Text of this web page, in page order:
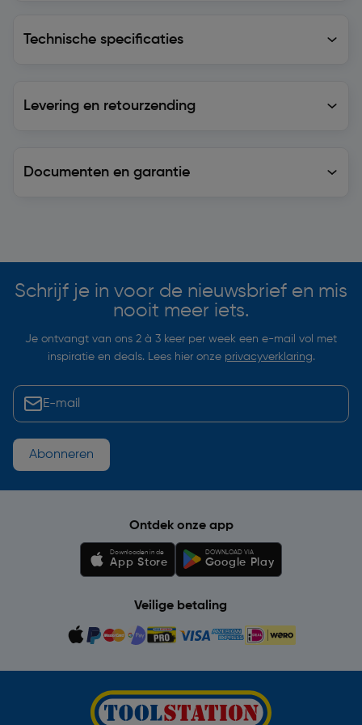
Technische specificaties
Levering en retourzending
Documenten en garantie
Schrijf je in voor de nieuwsbrief en mis
nooit meer iets.
Je ontvangt van ons 2 à 3 keer per week een e-mail vol met
inspiratie en deals. Lees hier onze privacyverklaring.
Abonneren
Ontdek onze app
Downloaden in de
App Store
DOWNLOAD VIA
Google Play
Veilige betaling